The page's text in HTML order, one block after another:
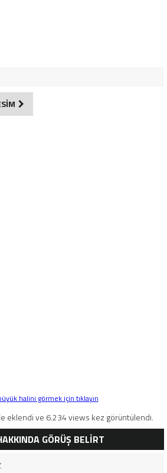
halini görmek için tıklayın
eklendi ve 6.234 views kez görüntülendi.
GÖRÜŞ BELİRT